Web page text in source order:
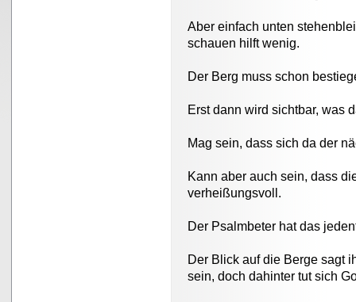
Aber einfach unten
schauen hilft wenig.
Der Berg muss schon
Erst dann wird sichtbar, was
Mag sein, dass sich da der
Kann aber auch sein, dass
verheißungsvoll.
Der Psalmbeter hat das
Der Blick auf die Berge sagt
sein, doch dahinter tut sich